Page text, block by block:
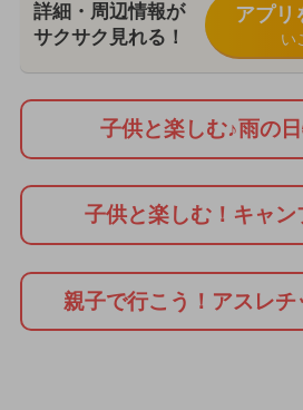
詳細・周辺情報が
サクサク見れる！
アプリ
い
子供と楽しむ♪雨の
子供と楽しむ！キャ
親子で行こう！アスレ